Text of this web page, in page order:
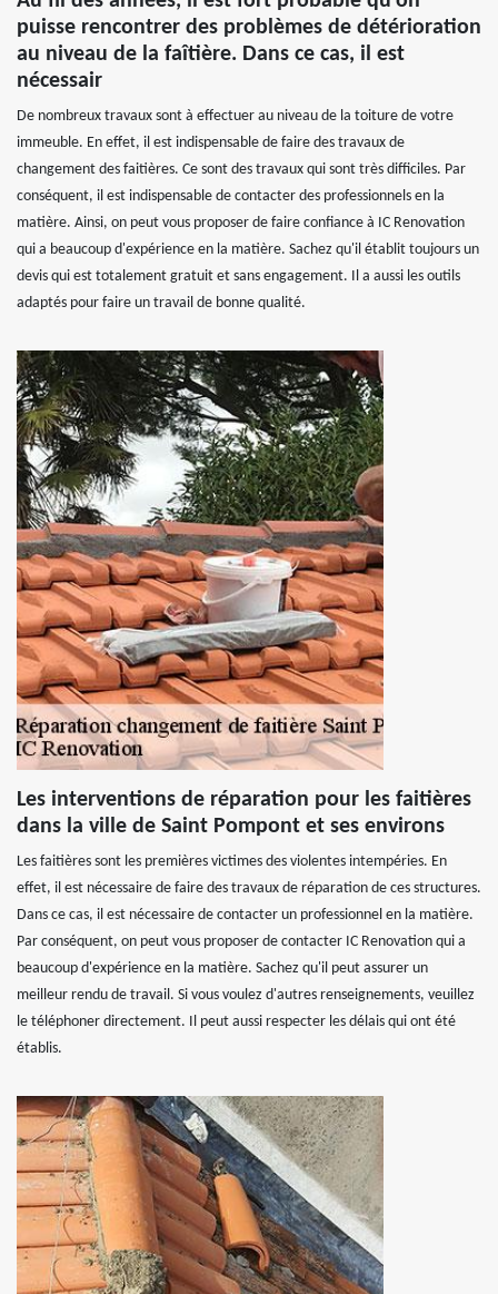
puisse rencontrer des problèmes de détérioration
au niveau de la faîtière. Dans ce cas, il est
nécessair
De nombreux travaux sont à effectuer au niveau de la toiture de votre
immeuble. En effet, il est indispensable de faire des travaux de
changement des faitières. Ce sont des travaux qui sont très difficiles. Par
conséquent, il est indispensable de contacter des professionnels en la
matière. Ainsi, on peut vous proposer de faire confiance à IC Renovation
qui a beaucoup d'expérience en la matière. Sachez qu'il établit toujours un
devis qui est totalement gratuit et sans engagement. Il a aussi les outils
adaptés pour faire un travail de bonne qualité.
Les interventions de réparation pour les faitières
dans la ville de Saint Pompont et ses environs
Les faitières sont les premières victimes des violentes intempéries. En
effet, il est nécessaire de faire des travaux de réparation de ces structures.
Dans ce cas, il est nécessaire de contacter un professionnel en la matière.
Par conséquent, on peut vous proposer de contacter IC Renovation qui a
beaucoup d'expérience en la matière. Sachez qu'il peut assurer un
meilleur rendu de travail. Si vous voulez d'autres renseignements, veuillez
le téléphoner directement. Il peut aussi respecter les délais qui ont été
établis.